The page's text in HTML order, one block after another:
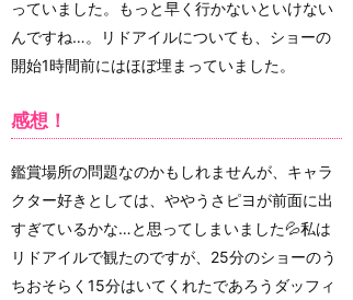
っていました。もっと早く行かないといけない
んですね…。リドアイルについても、ショーの
開始1時間前にはほぼ埋まっていました。
感想！
鑑賞場所の問題なのかもしれませんが、キャラ
クター好きとしては、ややうさピヨが前面に出
すぎているかな…と思ってしまいました💦私は
リドアイルで観たのですが、25分のショーのう
ちおそらく15分はいてくれたであろうダッフィ